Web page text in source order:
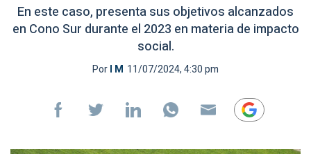
En este caso, presenta sus objetivos alcanzados
en Cono Sur durante el 2023 en materia de impacto
social.
PorI M 11/07/2024, 4:30 pm